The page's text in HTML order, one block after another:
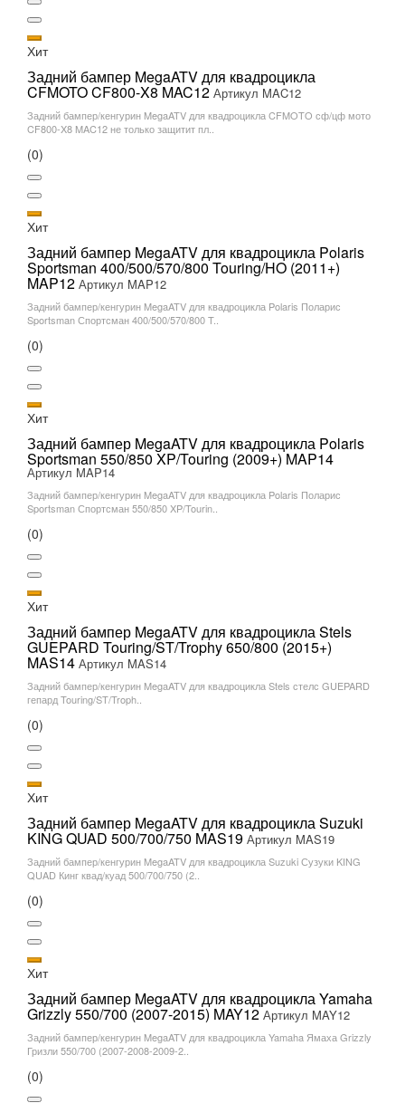
Хит
Задний бампер MegaATV для квадроцикла
CFMOTO CF800-X8 MAC12 Артикул MAC12
Задний бампер/кенгурин MegaATV для квадроцикла CFMOTO сф/цф мото
CF800-X8 MAC12 не только защитит пл..
(0)
Хит
Задний бампер MegaATV для квадроцикла Polaris
Sportsman 400/500/570/800 Touring/HO (2011+)
MAP12 Артикул MAP12
Задний бампер/кенгурин MegaATV для квадроцикла Polaris Поларис
Sportsman Спортсман 400/500/570/800 T..
(0)
Хит
Задний бампер MegaATV для квадроцикла Polaris
Sportsman 550/850 XP/Touring (2009+) MAP14
Артикул MAP14
Задний бампер/кенгурин MegaATV для квадроцикла Polaris Поларис
Sportsman Спортсман 550/850 XP/Tourin..
(0)
Хит
Задний бампер MegaATV для квадроцикла Stels
GUEPARD Touring/ST/Trophy 650/800 (2015+)
MAS14 Артикул MAS14
Задний бампер/кенгурин MegaATV для квадроцикла Stels стелс GUEPARD
гепард Touring/ST/Troph..
(0)
Хит
Задний бампер MegaATV для квадроцикла Suzuki
KING QUAD 500/700/750 MAS19 Артикул MAS19
Задний бампер/кенгурин MegaATV для квадроцикла Suzuki Сузуки KING
QUAD Кинг квад/куад 500/700/750 (2..
(0)
Хит
Задний бампер MegaATV для квадроцикла Yamaha
Grizzly 550/700 (2007-2015) MAY12 Артикул MAY12
Задний бампер/кенгурин MegaATV для квадроцикла Yamaha Ямаха Grizzly
Гризли 550/700 (2007-2008-2009-2..
(0)